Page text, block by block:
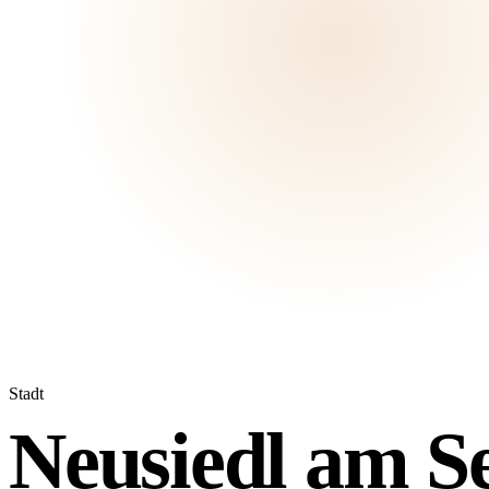
Stadt
Neusiedl am